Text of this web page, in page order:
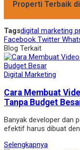
Properti Terbaik
Tagsdigital marketing
Facebook Twitter
Blog Terkait
Digital Marketing
Cara Membuat
Tanpa Budget
Banyak developer dan
efektif harus dibuat
Selengkapnya